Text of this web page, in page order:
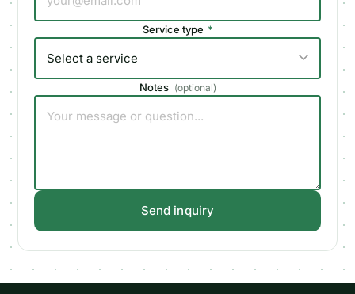
Service type *
Notes (optional)
Send inquiry